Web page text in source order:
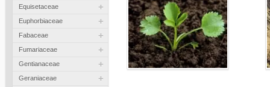
Equisetaceae +
Euphorbiaceae +
Fabaceae +
Fumariaceae +
Gentianaceae +
Geraniaceae +